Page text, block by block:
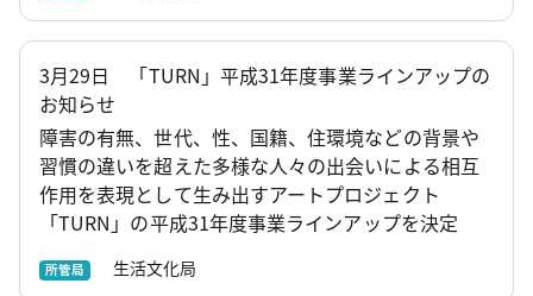
3月29日 「TURN」平成31年度事業ラインアップの
お知らせ
障害の有無、世代、性、国籍、住環境などの背景や
習慣の違いを超えた多様な人々の出会いによる相互
作用を表現として生み出すアートプロジェクト
「TURN」の平成31年度事業ラインアップを決定
所管局 生活文化局